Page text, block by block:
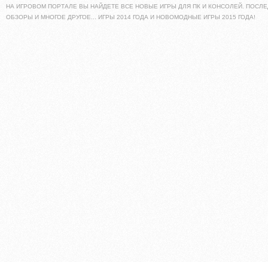
НА ИГРОВОМ ПОРТАЛЕ ВЫ НАЙДЕТЕ ВСЕ НОВЫЕ ИГРЫ ДЛЯ ПК И КОНСОЛЕЙ.
ОБЗОРЫ И МНОГОЕ ДРУГОЕ... ИГРЫ 2014 ГОДА И НОВОМОДНЫЕ ИГРЫ 2015 ГОДА!